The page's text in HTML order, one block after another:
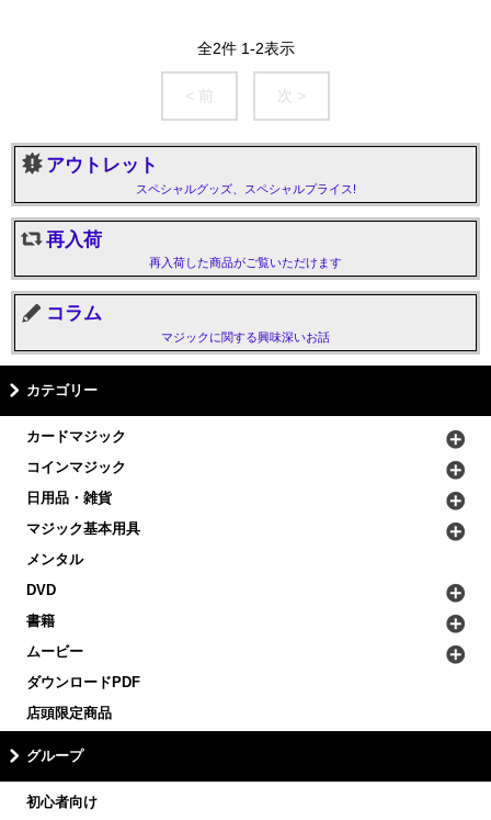
全2件 1-2表示
< 前 次 >
アウトレット
スペシャルグッズ、スペシャルプライス!
再入荷
再入荷した商品がご覧いただけます
コラム
マジックに関する興味深いお話
カテゴリー
カードマジック
コインマジック
日用品・雑貨
マジック基本用具
メンタル
DVD
書籍
ムービー
ダウンロードPDF
店頭限定商品
グループ
初心者向け